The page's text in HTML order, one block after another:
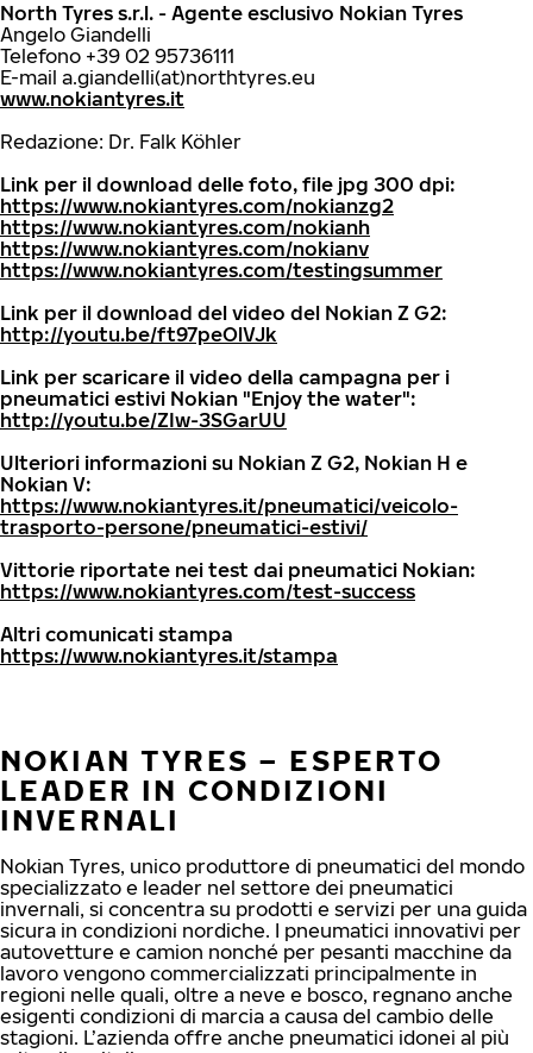
North Tyres s.r.l. - Agente esclusivo Nokian Tyres
Angelo Giandelli
Telefono +39 02 95736111
E-mail a.giandelli(at)northtyres.eu
www.nokiantyres.it
Redazione: Dr. Falk Köhler
Link per il download delle foto, file jpg 300 dpi:
https://www.nokiantyres.com/nokianzg2
https://www.nokiantyres.com/nokianh
https://www.nokiantyres.com/nokianv
https://www.nokiantyres.com/testingsummer
Link per il download del video del Nokian Z G2:
http://youtu.be/ft97peOlVJk
Link per scaricare il video della campagna per i
pneumatici estivi Nokian "Enjoy the water":
http://youtu.be/ZIw-3SGarUU
Ulteriori informazioni su Nokian Z G2, Nokian H e
Nokian V:
https://www.nokiantyres.it/pneumatici/veicolo-
trasporto-persone/pneumatici-estivi/
Vittorie riportate nei test dai pneumatici Nokian:
https://www.nokiantyres.com/test-success
Altri comunicati stampa
https://www.nokiantyres.it/stampa
NOKIAN TYRES – ESPERTO
LEADER IN CONDIZIONI
INVERNALI
Nokian Tyres, unico produttore di pneumatici del mondo
specializzato e leader nel settore dei pneumatici
invernali, si concentra su prodotti e servizi per una guida
sicura in condizioni nordiche. I pneumatici innovativi per
autovetture e camion nonché per pesanti macchine da
lavoro vengono commercializzati principalmente in
regioni nelle quali, oltre a neve e bosco, regnano anche
esigenti condizioni di marcia a causa del cambio delle
stagioni. L’azienda offre anche pneumatici idonei al più